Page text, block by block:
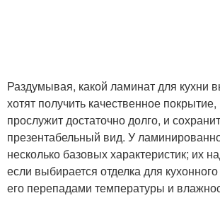
Раздумывая, какой ламинат для кухни
хотят получить качественное покрытие,
прослужит достаточно долго, и
презентабельный вид. У
несколько базовых характеристик; их
если выбирается отделка для
его перепадами температуры и